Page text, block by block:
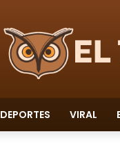
DEPORTES VIRAL